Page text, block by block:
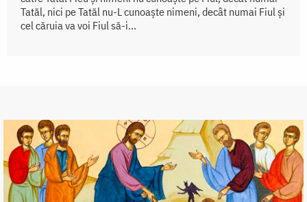
Tatăl, nici pe Tatăl nu-L cunoaște nimeni, decât numai Fiul și
cel căruia va voi Fiul să-i...